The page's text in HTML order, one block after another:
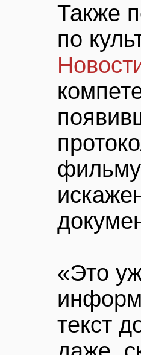
Также
по
«Это
текст